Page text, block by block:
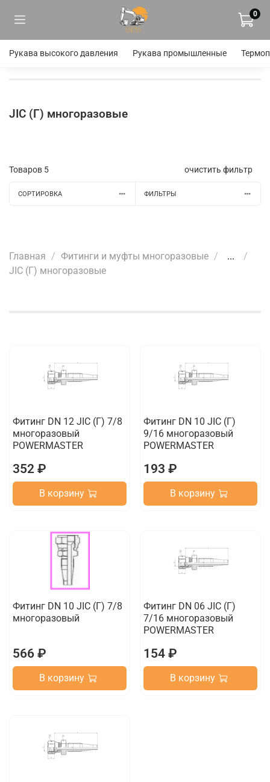
0
Рукава высокого давления Рукава промышленные
JIC (Г) многоразовые
Товаров 5 очистить фильтр
СОРТИРОВКА ФИЛЬТРЫ
Главная Фитинги и муфты многоразовые
...
JIC (Г) многоразовые
Фитинг DN 12 JIC (Г) 7/8
многоразовый
POWERMASTER
352 ₽
В корзину
Фитинг DN 10 JIC (Г)
9/16 многоразовый
POWERMASTER
193 ₽
В корзину
Фитинг DN 10 JIC (Г) 7/8
многоразовый
566 ₽
В корзину
Фитинг DN 06 JIC (Г)
7/16 многоразовый
POWERMASTER
154 ₽
В корзину